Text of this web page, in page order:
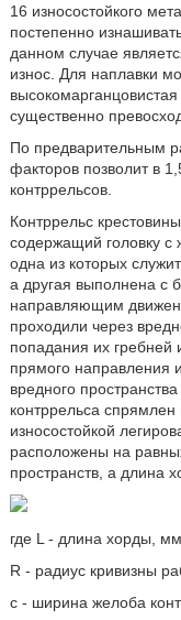
16 износостойкого
постепенно
данном случае
износ. Для наплавки
существенно
По предварительным
факторов позволит в
контррельсов.
Контррельс
содержащий головку
одна из которых
а другая выполнена с
направляющим
проходили через
попадания их гребней
прямого направления
вредного
контррельса
износостойкой
расположены на
пространств, а длина
где L - длина хорды,
R - радиус кривизны
с - ширина желоба